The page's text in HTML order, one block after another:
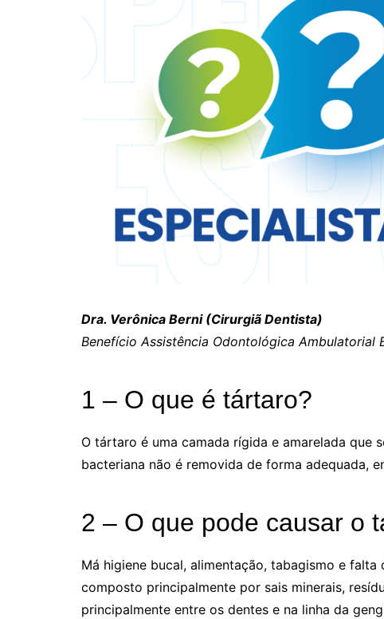
Dra. Verônica Berni (Cirurgiã Dentista)
Benefício Assistência Odontológica Ambulatorial
1 – O que é tártaro?
O tártaro é uma camada rígida e amarelada que
bacteriana não é removida de forma adequada,
2 – O que pode causar o
Má higiene bucal, alimentação, tabagismo e
composto principalmente por sais minerais,
principalmente entre os dentes e na linha da